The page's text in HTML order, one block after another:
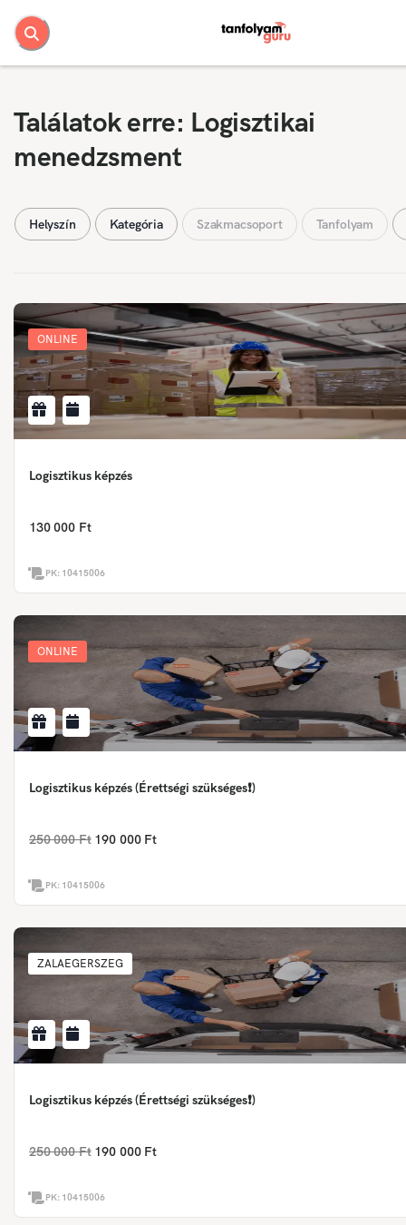
Találatok erre: Logisztikai
menedzsment
Helyszín Kategória Szakmacsoport Tanfolyam
ONLINE
Logisztikus képzés
130 000 Ft
PK: 10415006
ONLINE
Logisztikus képzés (Érettségi szükséges❗)
250 000 Ft 190 000 Ft
PK: 10415006
ZALAEGERSZEG
Logisztikus képzés (Érettségi szükséges❗)
250 000 Ft 190 000 Ft
PK: 10415006